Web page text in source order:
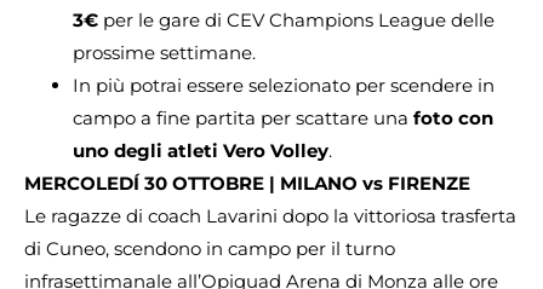
3€ per le gare di CEV Champions League delle
prossime settimane.
In più potrai essere selezionato per scendere in
campo a fine partita per scattare una foto con
uno degli atleti Vero Volley.
MERCOLEDÍ 30 OTTOBRE | MILANO vs FIRENZE
Le ragazze di coach Lavarini dopo la vittoriosa trasferta
di Cuneo, scendono in campo per il turno
infrasettimanale all’Opiquad Arena di Monza alle ore